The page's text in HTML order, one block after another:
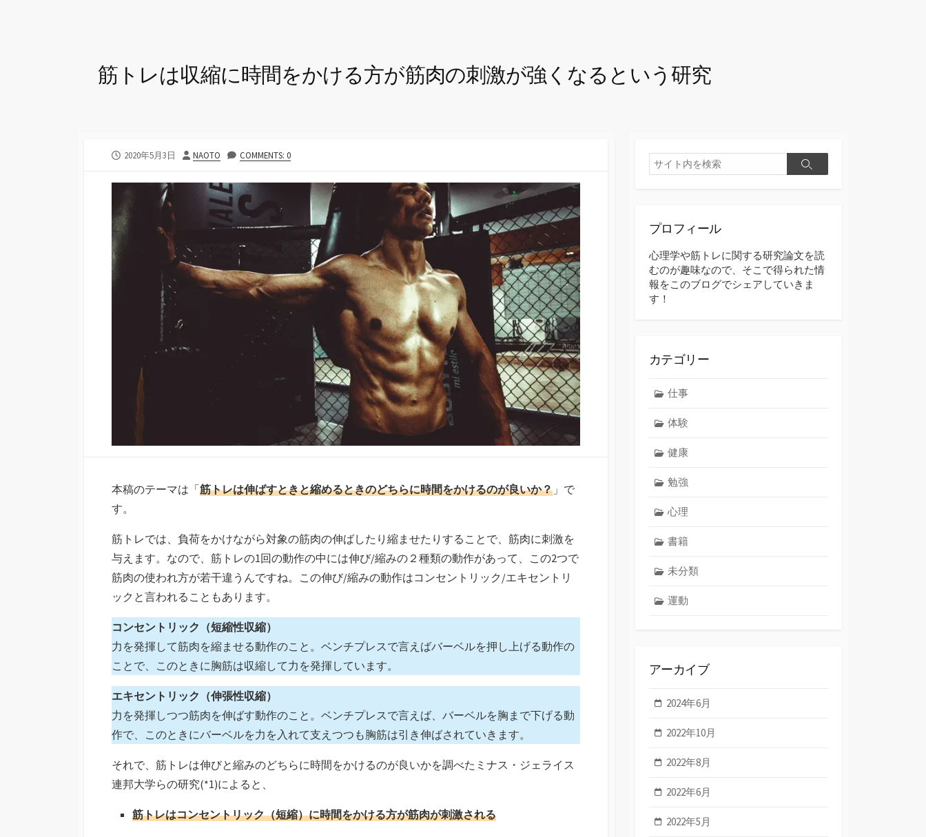
筋トレは収縮に時間をかける方が筋肉の刺激が強くなるという研究
公
日
2020年5月3日
投
者
NAOTO COMMENTS: 0
本稿のテーマは「筋トレは伸ばすときと縮めるときのどちらに時間をかけるのが良いか？ 」で
す。
筋トレでは、負荷をかけながら対象の筋肉の伸ばしたり縮ませたりすることで、筋肉に刺激を
与えます。なので、筋トレの1回の動作の中には伸び/縮みの２種類の動作があって、この2つで
筋肉の使われ方が若干違うんですね。この伸び/縮みの動作はコンセントリック/エキセントリ
ックと言われることもあります。
コンセントリック（短縮性収縮）
力を発揮して筋肉を縮ませる動作のこと。ベンチプレスで言えばバーベルを押し上げる動作の
ことで、このときに胸筋は収縮して力を発揮しています。
エキセントリック（伸張性収縮）
力を発揮しつつ筋肉を伸ばす動作のこと。ベンチプレスで言えば、バーベルを胸まで下げる動
作で、このときにバーベルを力を入れて支えつつも胸筋は引き伸ばされていきます。
それで、筋トレは伸びと縮みのどちらに時間をかけるのが良いかを調べたミナス・ジェライス
連邦大学らの研究(*1)によると、
筋トレはコンセントリック（短縮）に時間をかける方が筋肉が刺激される
検
索
検
プロフィール
心理学や筋トレに関する研究論文を読
むのが趣味なので、そこで得られた情
報をこのブログでシェアしていきま
す！
カテゴリー
仕事
体験
健康
勉強
心理
書籍
未分類
運動
アーカイブ
2024年6月
2022年10月
2022年8月
2022年6月
2022年5月